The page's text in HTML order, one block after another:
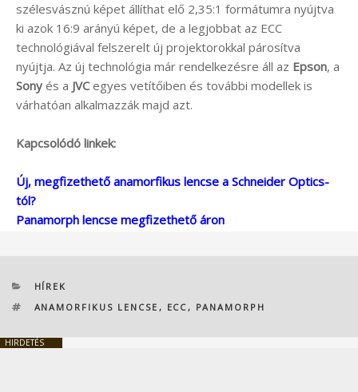
szélesvásznú képet állíthat elő 2,35:1 formátumra nyújtva
ki azok 16:9 arányú képet, de a legjobbat az ECC
technológiával felszerelt új projektorokkal párosítva
nyújtja. Az új technológia már rendelkezésre áll az Epson, a
Sony és a JVCegyes vetítőiben és további modellek is
várhatóan alkalmazzák majd azt.
Kapcsolódó linkek:
Új, megfizethető anamorfikus lencse a Schneider Optics-
tól?
Panamorph lencse megfizethető áron
KATEGÓRIÁK
HÍREK
CÍMKÉK
ANAMORFIKUS LENCSE , ECC , PANAMORPH
HIRDETÉS